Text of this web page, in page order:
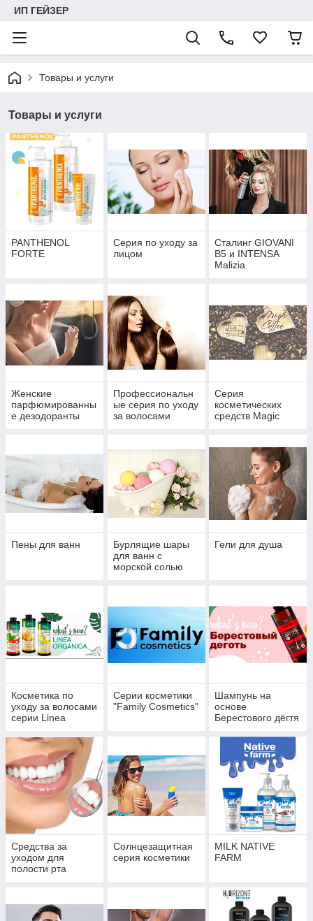
ИП ГЕЙЗЕР
Товары и услуги
Товары и услуги
PANTHENOL
FORTE
Серия по уходу за
лицом
Сталинг GIOVANI
В5 и INTENSA
Malizia
Женские
парфюмированны
е дезодоранты
Профессиональн
ые серия по уходу
за волосами
Серия
косметических
средств Magic
Пены для ванн
Бурлящие шары
для ванн с
морской солью
Гели для душа
Косметика по
уходу за волосами
серии Linea
Серии косметики
"Family Cosmetics"
Шампунь на
основе
Берестового дёгтя
Therapy"
Средства за
уходом для
полости рта
Солнцезащитная
серия косметики
MILK NATIVE
FARM